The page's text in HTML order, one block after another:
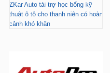
ZKar Auto tài trợ học bổng kỹ
thuật ô tô cho thanh niên có hoàn
cảnh khó khăn